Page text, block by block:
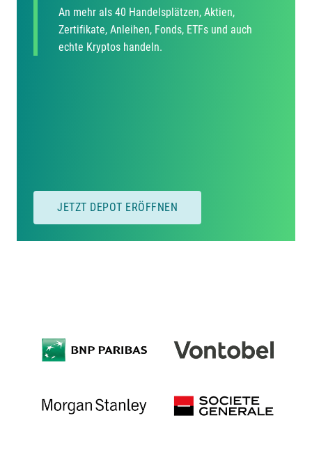
An mehr als 40 Handelsplätzen, Aktien,
Zertifikate, Anleihen, Fonds, ETFs und auch
echte Kryptos handeln.
JETZT DEPOT ERÖFFNEN